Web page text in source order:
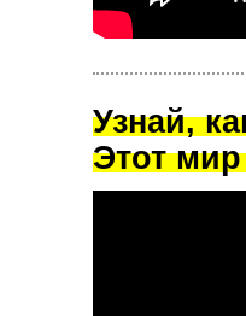
Узнай,
Этот